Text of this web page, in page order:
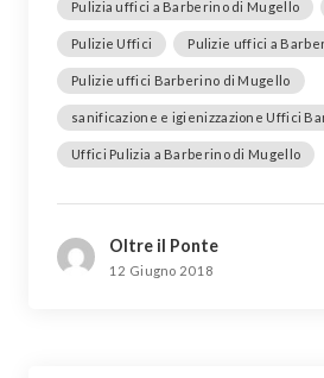
Pulizia uffici a Barberino di Mugello
Pulizie Uffici Pulizie uffici a
Pulizie uffici Barberino di Mugello
sanificazione e igienizzazione Uffici
Uffici Pulizia a Barberino di Mugello
Oltre il Ponte
12 Giugno 2018